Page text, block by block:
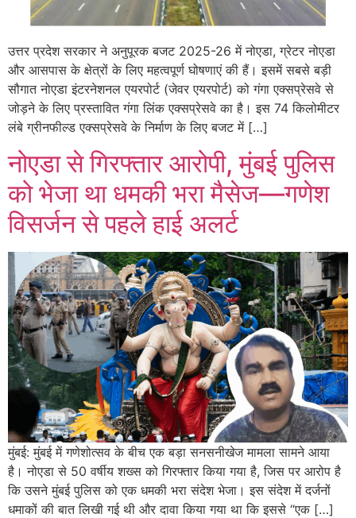
उत्तर प्रदेश सरकार ने अनुपूरक बजट 2025-26 में नोएडा, ग्रेटर नोएडा
और आसपास के क्षेत्रों के लिए महत्वपूर्ण घोषणाएं की हैं। इसमें सबसे बड़ी
सौगात नोएडा इंटरनेशनल एयरपोर्ट (जेवर एयरपोर्ट) को गंगा एक्सप्रेसवे से
जोड़ने के लिए प्रस्तावित गंगा लिंक एक्सप्रेसवे का है। इस 74 किलोमीटर
लंबे ग्रीनफील्ड एक्सप्रेसवे के निर्माण के लिए बजट में […]
नोएडा से गिरफ्तार आरोपी, मुंबई पुलिस
को भेजा था धमकी भरा मैसेज—गणेश
विसर्जन से पहले हाई अलर्ट
मुंबई: मुंबई में गणेशोत्सव के बीच एक बड़ा सनसनीखेज मामला सामने आया
है। नोएडा से 50 वर्षीय शख्स को गिरफ्तार किया गया है, जिस पर आरोप है
कि उसने मुंबई पुलिस को एक धमकी भरा संदेश भेजा। इस संदेश में दर्जनों
धमाकों की बात लिखी गई थी और दावा किया गया था कि इससे “एक […]